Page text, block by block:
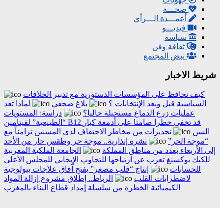
صحـــة
أعمـــدة الـــرأي
فيديـــو
سياسة
ثقافة وفن
نبض المجتمع
شريط الاخبار
كيف نحافظ على المؤسسات الدستورية مع تدبير الخلافات
السياسية قبل وبعد الإنتخابات ؟
بلاغ صحفي
لماذا تعد
عمليات زرع الدماغ مستحيلة حاليا؟
دراسة: المستويات
“الطبيعية” لفيتامين B12 قد تخفي خطرا صامتا على أدمغة كبار
السن
تحذيرات من مخاطر الاجتفاف لدى المسنين تزامناً مع
“موجة الحر”
نشرة إنذارية.. موجة حر وطقس حار من الأحد
إلى الأربعاء بعدد من مناطق المملكة
الجامعة الملكية المغربية
للكيك بوكسنغ تعرب عن ارتياحها للتجاوب الإيجابي للمجلس الأعلى
للحسابات
إنتاج “قلب مصغر” يفتح آفاق علاجات بيولوجية
لاضطرابات القلب
الرباط.. إطلاق مشروع إزالة المواد
الكيميائية الخطرة من سلسلة إمداد قطاع البناء بالمغرب